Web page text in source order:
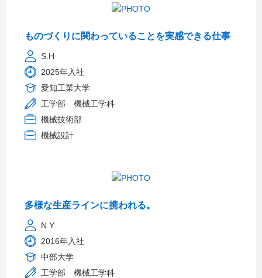
ものづくりに関わっていることを実感できる仕事
S.H
2025年入社
愛知工業大学
工学部 機械工学科
機械技術部
機械設計
多様な生産ラインに携われる。
N.Y
2016年入社
中部大学
工学部 機械工学科